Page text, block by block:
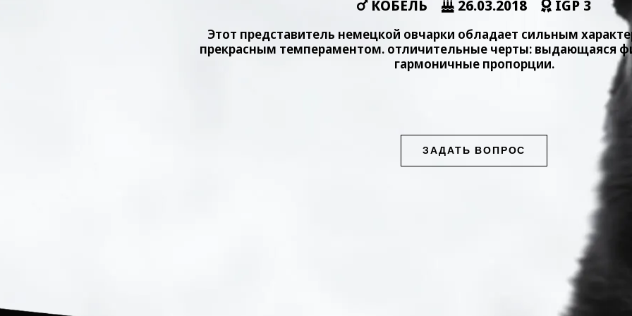
КОБЕЛЬ 26.03.2018 IGP 3
Этот представитель немецкой овчарки обладает сильным
прекрасным темпераментом. отличительные черты: выдающаяся
гармоничные пропорции.
ЗАДАТЬ ВОПРОС